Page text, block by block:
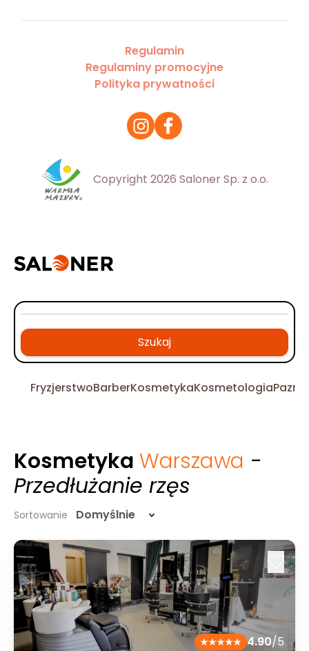
Regulamin
Regulaminy promocyjne
Polityka prywatności
Copyright 2026 Saloner Sp. z o.o.
Szukaj
FryzjerstwoBarberKosmetykaKosmetologia
Kosmetyka Warszawa -
Przedłużanie rzęs
Sortowanie Domyślnie
4.90/5